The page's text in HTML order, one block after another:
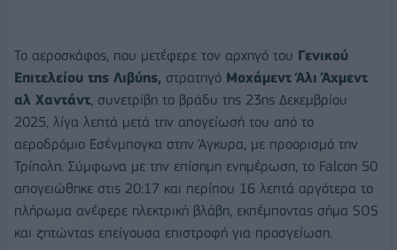
Το αεροσκάφος, που μετέφερε τον αρχηγό του Γενικού
Επιτελείου της Λιβύης, στρατηγό Μοχάμεντ Άλι Άχμεντ
αλ Χαντάντ , συνετρίβη το βράδυ της 23ης Δεκεμβρίου
2025, λίγα λεπτά μετά την απογείωσή του από το
αεροδρόμιο Εσένμπογκα στην Άγκυρα, με προορισμό την
Τρίπολη. Σύμφωνα με την επίσημη ενημέρωση, το Falcon 50
απογειώθηκε στις 20:17 και περίπου 16 λεπτά αργότερα το
πλήρωμα ανέφερε ηλεκτρική βλάβη, εκπέμποντας σήμα SOS
και ζητώντας επείγουσα επιστροφή για προσγείωση.